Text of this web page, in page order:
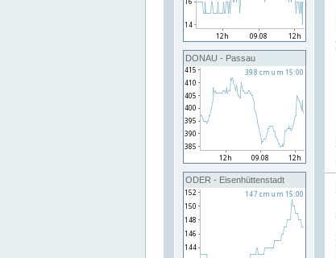
DONAU - Passau
ODER - Eisenhüttenstadt